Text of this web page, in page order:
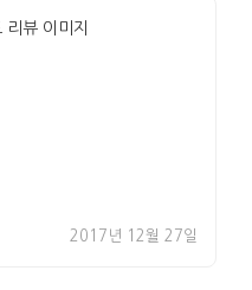
2017년 12월 27일